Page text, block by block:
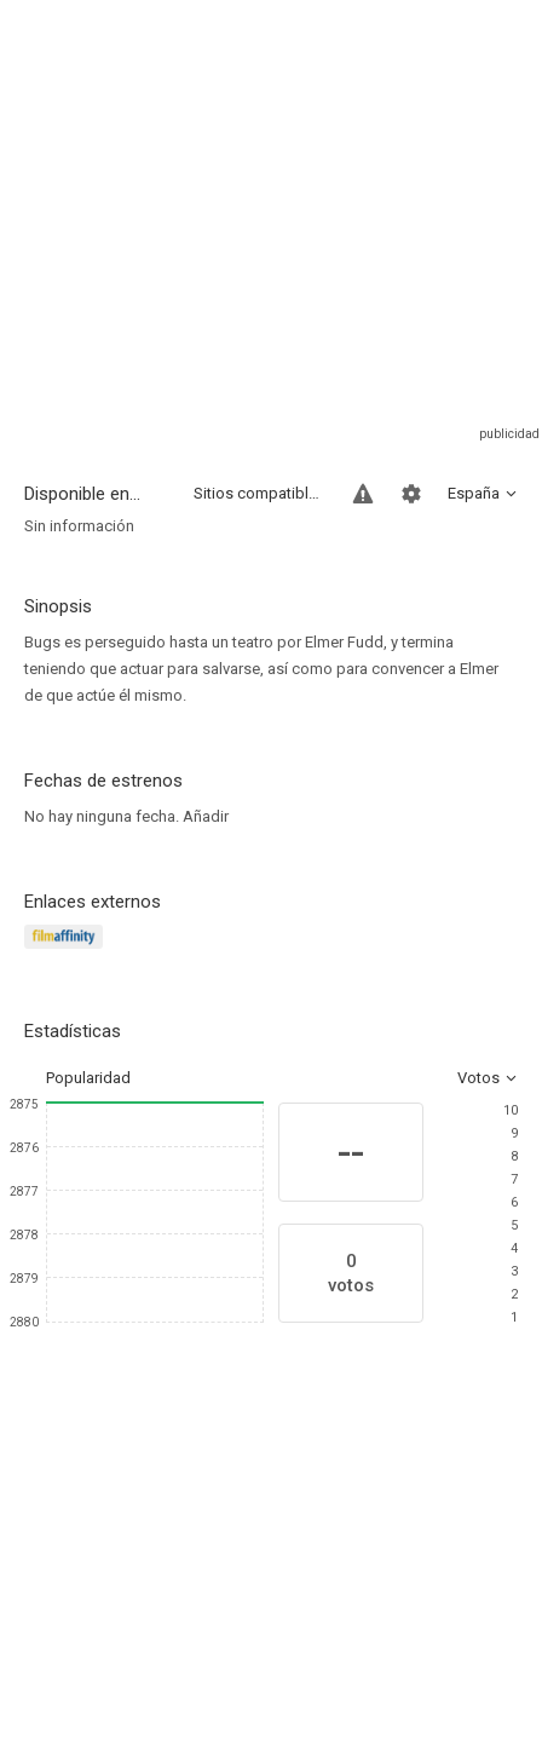
Disponible en... España
Sitios compatibles
Sin información
Sinopsis
Bugs es perseguido hasta un teatro por Elmer Fudd, y termina
teniendo que actuar para salvarse, así como para convencer a Elmer
de que actúe él mismo.
Fechas de estrenos
No hay ninguna fecha. Añadir
Enlaces externos
Estadísticas
Popularidad Votos
2875
2876
2877
2878
2879
2880
--
0
votos
10
9
8
7
6
5
4
3
2
1